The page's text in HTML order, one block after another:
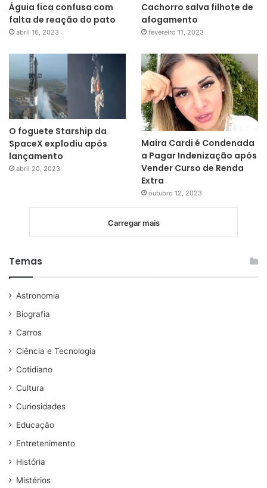
Águia fica confusa com
falta de reação do pato
abril 16, 2023
Cachorro salva filhote de
afogamento
fevereiro 11, 2023
O foguete Starship da
SpaceX explodiu após
lançamento
abril 20, 2023
Maíra Cardi é Condenada
a Pagar Indenização após
Vender Curso de Renda
Extra
outubro 12, 2023
Carregar mais
Temas
Astronomia
Biografia
Carros
Ciência e Tecnologia
Cotidiano
Cultura
Curiosidades
Educação
Entretenimento
História
Mistérios